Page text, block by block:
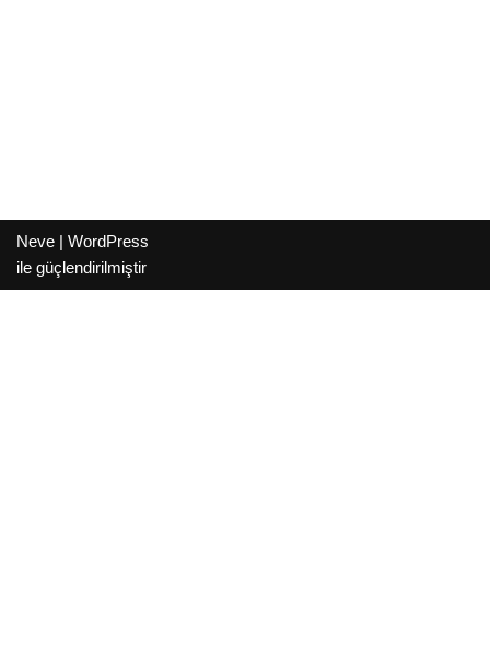
Neve | WordPress
ile güçlendirilmiştir